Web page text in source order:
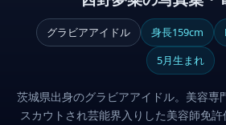
グラビアアイドル 身長159cm
5月生まれ
茨城県出身のグラビアアイドル。美容専
スカウトされ芸能界入りした美容師免